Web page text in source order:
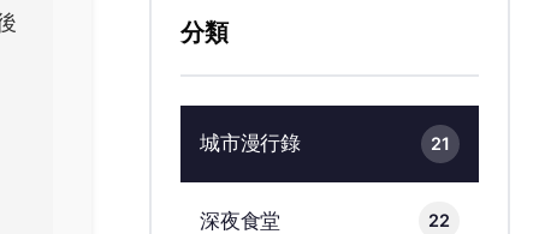
分類
城市漫行錄 21
深夜食堂 22